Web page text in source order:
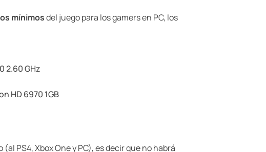
mínimosdel juego para los gamers en PC, los
2.60 GHz
HD 6970 1GB
PS4, Xbox One y PC), es decir que no habrá